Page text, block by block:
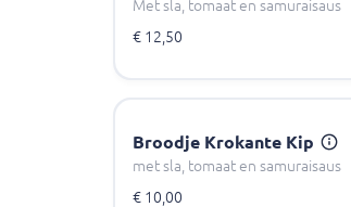
Met sla, tomaat en samuraisaus
€ 12,50
Broodje Krokante Kip
met sla, tomaat en samuraisaus
€ 10,00